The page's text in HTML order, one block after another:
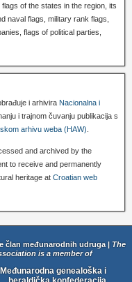
of the states in the region, its
naval flags, military rank flags,
flags of political parties,
i arhivira Nacionalna i
i trajnom čuvanju publikacija s
arhivu weba (HAW)
and archived by the
to receive and permanently
heritage at Croatian web
član međunarodnih udruga | The
is a member of
Međunarodna genealoška i